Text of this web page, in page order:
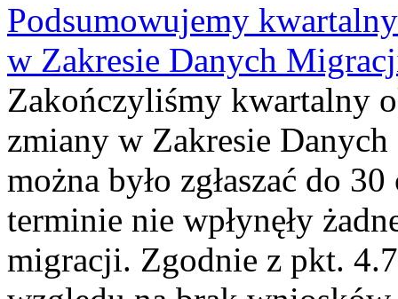
Podsumowujemy
w Zakresie Danych
Zakończyliśmy kwartalny
zmiany w Zakresie
można było zgłaszać do
terminie nie wpłynęły
migracji. Zgodnie z pkt.